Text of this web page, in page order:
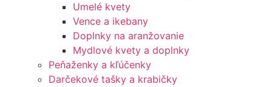
Umelé kvety
Vence a ikebany
Doplnky na aranžovanie
Mydlové kvety a doplnky
Peňaženky a kľúčenky
Darčekové tašky a krabičky